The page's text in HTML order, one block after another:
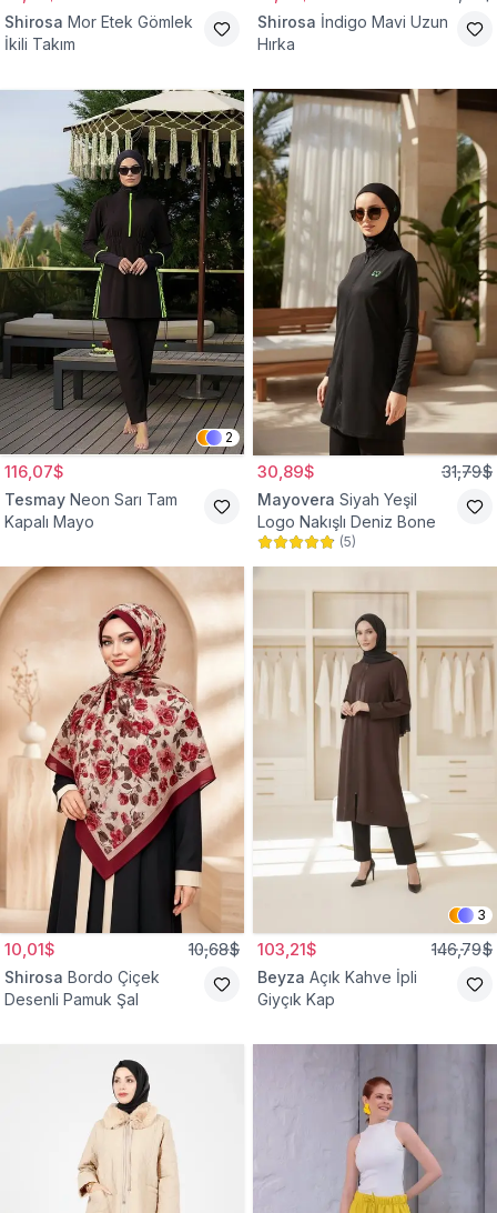
Shirosa Mor Etek Gömlek
İkili Takım
Shirosa İndigo Mavi Uzun
Hırka
2
116,07$
Tesmay Neon Sarı Tam
Kapalı Mayo
30,89$ 31,79$
Mayovera Siyah Yeşil
Logo Nakışlı Deniz Bone
(5)
10,01$ 10,68$
Shirosa Bordo Çiçek
Desenli Pamuk Şal
3
103,21$ 146,79$
Beyza Açık Kahve İpli
Giyçık Kap